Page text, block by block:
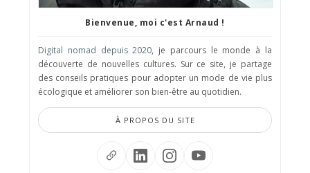
Bienvenue, moi c'est Arnaud !
Digital nomad depuis 2020, je parcours le monde à la
découverte de nouvelles cultures. Sur ce site, je partage
des conseils pratiques pour adopter un mode de vie plus
écologique et améliorer son bien-être au quotidien.
À PROPOS DU SITE